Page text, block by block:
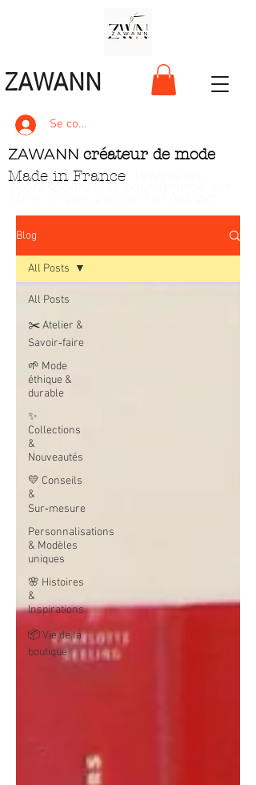
ZAWANN
Se connecter
ZAWANN créateur de mode
Made in France
Blog
All Posts
✂️ Atelier &
Savoir‑faire
🌱 Mode
éthique &
durable
✨
Collections
&
Nouveautés
💛 Conseils
&
Sur‑mesure
Personnalisations
& Modèles
uniques
🌸 Histoires
&
Inspirations
📦 Vie de la
boutique
All Posts